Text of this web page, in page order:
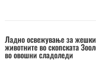
Ладно освежување за
животните во скопската
во овошни сладоледи